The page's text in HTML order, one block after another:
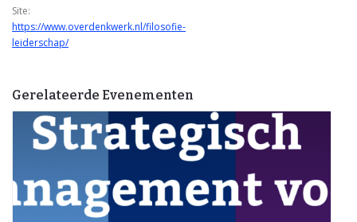
Site:
https://www.overdenkwerk.nl/filosofie-
leiderschap/
Gerelateerde Evenementen